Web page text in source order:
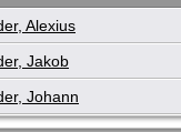
Alexius
Jakob
Johann